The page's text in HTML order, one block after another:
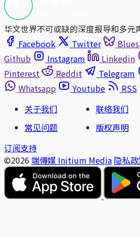
华文世界不可或缺的深度报导和多元
Facebook
Twitter
Github
Instagram Linkedin
Pinterest
Reddit Telegram
Whatsapp
Youtube
RSS
关于我们
联络我们
常见问题
版权声明
订阅支持
©2026 端傳媒 Initium Media 隐私